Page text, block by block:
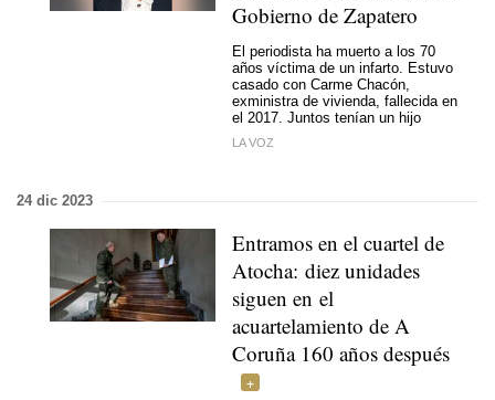
Gobierno de Zapatero
El periodista ha muerto a los 70
años víctima de un infarto. Estuvo
casado con Carme Chacón,
exministra de vivienda, fallecida en
el 2017. Juntos tenían un hijo
LA VOZ
24 dic 2023
Entramos en el cuartel de
Atocha: diez unidades
siguen en el
acuartelamiento de A
Coruña 160 años después